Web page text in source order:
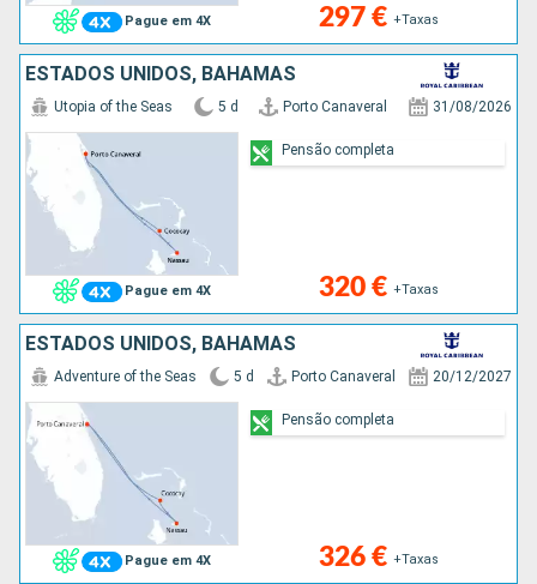
Pague em 4X 297 € +Taxas
ESTADOS UNIDOS, BAHAMAS
Pague em 4X
Utopia of the Seas 5 d Porto Canaveral 31/08/2026
320 € +Taxas
Pensão completa
ESTADOS UNIDOS, BAHAMAS
Pague em 4X
Adventure of the Seas 5 d Porto Canaveral 20/12/2027
326 € +Taxas
Pensão completa